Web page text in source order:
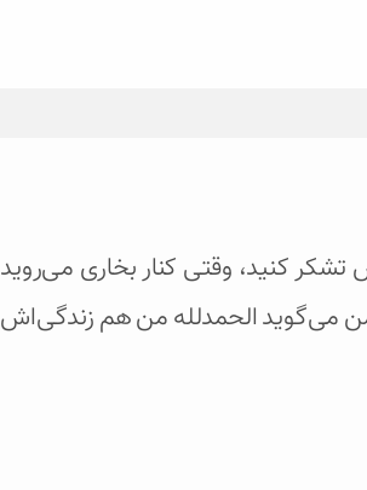
کنید، وقتی کنار بخاری می‌روید
می‌گوید الحمدلله من هم زندگی‌اش